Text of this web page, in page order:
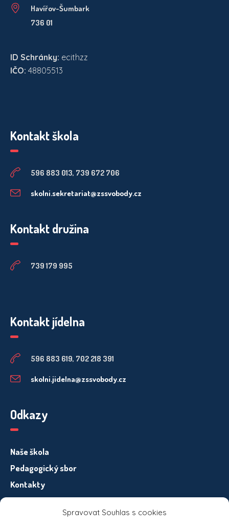
Spravovat Souhlas s cookies
Havířov-Šumbark
736 01
ID Schránky: ecithzz
IČO: 48805513
Kontakt škola
596 883 013, 739 672 706
skolni.sekretariat@zssvobody.cz
Kontakt družina
739 179 995
Kontakt jídelna
596 883 619, 702 218 391
skolni.jidelna@zssvobody.cz
Odkazy
Naše škola
Pedagogický sbor
Kontakty
Informace pro subjekty osobních údajů – GDPR